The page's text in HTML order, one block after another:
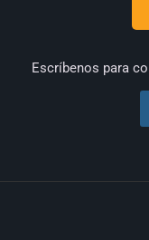
Escríbenos para